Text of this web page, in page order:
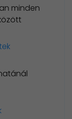
minden